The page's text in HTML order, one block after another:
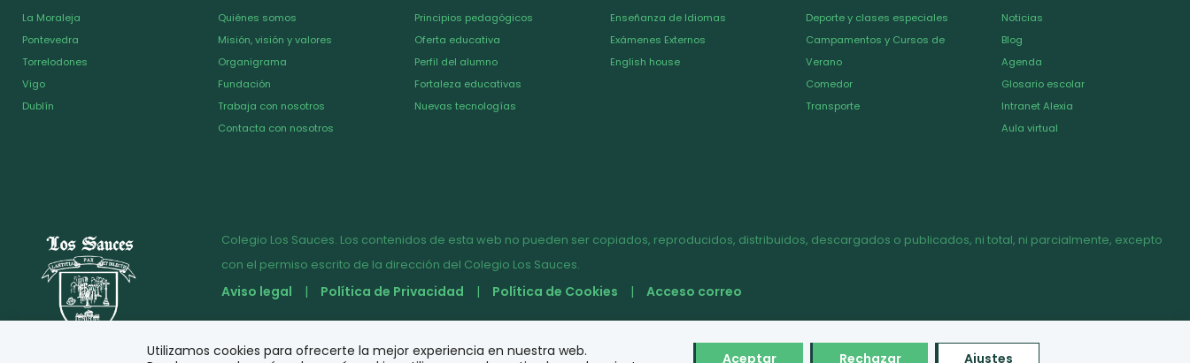
La Moraleja
Pontevedra
Torrelodones
Vigo
Dublín
Quiénes somos
Misión, visión y valores
Organigrama
Fundación
Trabaja con nosotros
Contacta con nosotros
Principios pedagógicos
Oferta educativa
Perfil del alumno
Fortaleza educativas
Nuevas tecnologías
Enseñanza de Idiomas
Exámenes Externos
English house
Deporte y clases especiales
Campamentos y Cursos de
Verano
Comedor
Transporte
Noticias
Blog
Agenda
Glosario escolar
Intranet Alexia
Aula virtual
Colegio Los Sauces. Los contenidos de esta web no pueden ser copiados, reproducidos, distribuidos, descargados o publicados, ni total, ni parcialmente, excepto
con el permiso escrito de la dirección del Colegio Los Sauces.
Aviso legal Política de Privacidad Política de Cookies Acceso correo
Utilizamos cookies para ofrecerte la mejor experiencia en nuestra web.
Aceptar Rechazar Ajustes